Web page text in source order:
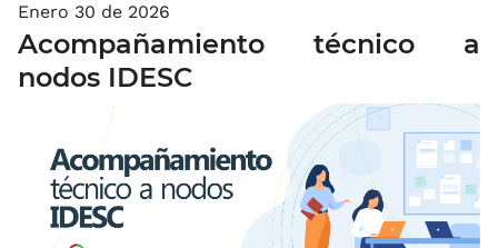
Enero 30 de 2026
Acompañamiento técnico a
nodos IDESC